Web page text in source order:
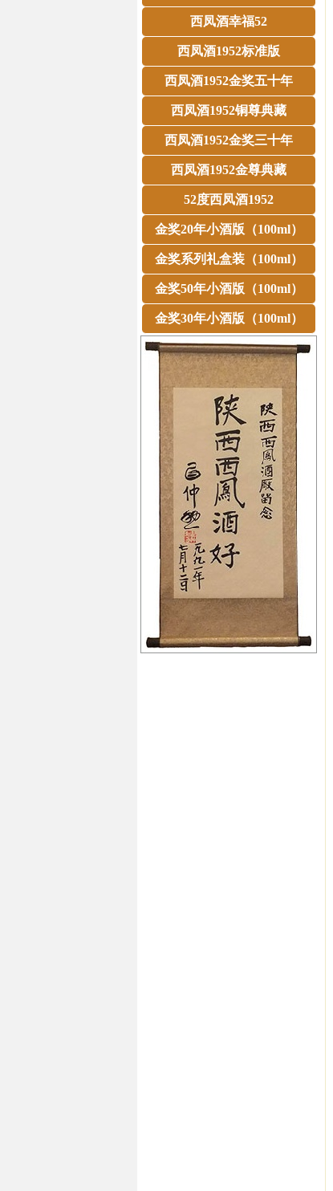
西凤酒幸福52
西凤酒1952标准版
西凤酒1952金奖五十年
西凤酒1952铜尊典藏
西凤酒1952金奖三十年
西凤酒1952金尊典藏
52度西凤酒1952
金奖20年小酒版（100ml）
金奖系列礼盒装（100ml）
金奖50年小酒版（100ml）
金奖30年小酒版（100ml）